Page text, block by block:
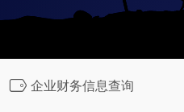
企业财务信息查询